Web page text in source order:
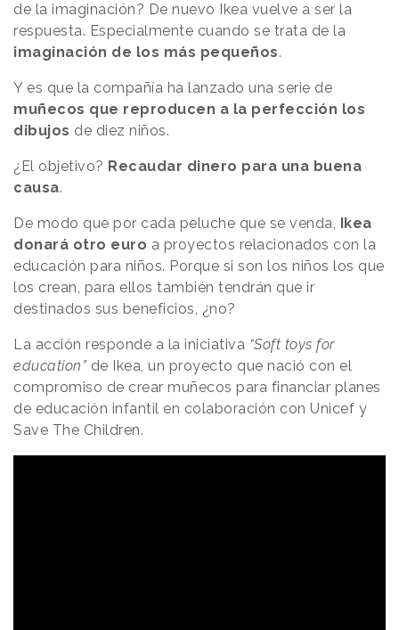
de la imaginación? De nuevo Ikea vuelve a ser la
respuesta. Especialmente cuando se trata de la
imaginación de los más pequeños.
Y es que la compañía ha lanzado una serie de
muñecos que reproducen a la perfección los
dibujos de diez niños.
¿El objetivo? Recaudar dinero para una buena
causa.
De modo que por cada peluche que se venda, Ikea
donará otro euro a proyectos relacionados con la
educación para niños. Porque si son los niños los que
los crean, para ellos también tendrán que ir
destinados sus beneficios, ¿no?
La acción responde a la iniciativa “Soft toys for
education” de Ikea, un proyecto que nació con el
compromiso de crear muñecos para financiar planes
de educación infantil en colaboración con Unicef y
Save The Children.